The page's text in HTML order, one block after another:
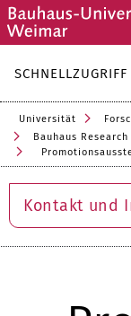
SCHNELLZUGRIFF
Universität
Bauhaus Research
Kontakt und